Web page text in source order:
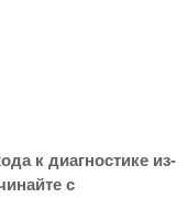
к диагностике из-
с